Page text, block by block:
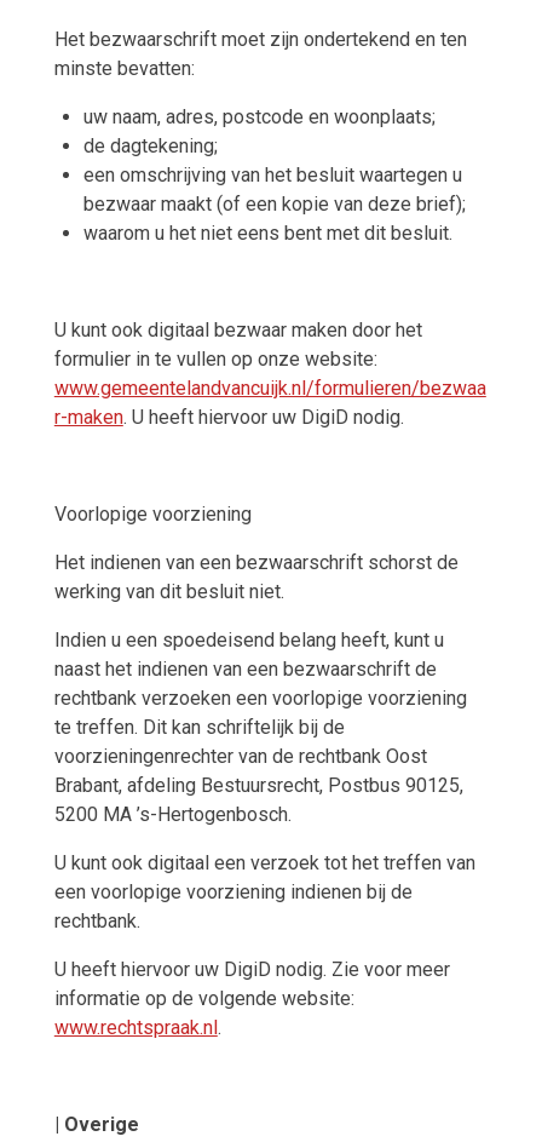
Het bezwaarschrift moet zijn ondertekend en ten
minste bevatten:
uw naam, adres, postcode en woonplaats;
de dagtekening;
een omschrijving van het besluit waartegen u
bezwaar maakt (of een kopie van deze brief);
waarom u het niet eens bent met dit besluit.
U kunt ook digitaal bezwaar maken door het
formulier in te vullen op onze website:
www.gemeentelandvancuijk.nl/formulieren/bezwaa
r-maken. U heeft hiervoor uw DigiD nodig.
Voorlopige voorziening
Het indienen van een bezwaarschrift schorst de
werking van dit besluit niet.
Indien u een spoedeisend belang heeft, kunt u
naast het indienen van een bezwaarschrift de
rechtbank verzoeken een voorlopige voorziening
te treffen. Dit kan schriftelijk bij de
voorzieningenrechter van de rechtbank Oost
Brabant, afdeling Bestuursrecht, Postbus 90125,
5200 MA ’s-Hertogenbosch.
U kunt ook digitaal een verzoek tot het treffen van
een voorlopige voorziening indienen bij de
rechtbank.
U heeft hiervoor uw DigiD nodig. Zie voor meer
informatie op de volgende website:
www.rechtspraak.nl .
| Overige